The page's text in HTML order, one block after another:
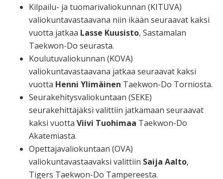
Kilpailu- ja tuomarivaliokunnan (KITUVA)
valiokuntavastaavana niin ikään seuraavat kaksi
vuotta jatkaa Lasse Kuusisto, Sastamalan
Taekwon-Do seurasta.
Koulutuvaliokunnan (KOVA)
valiokuntavastaavana jatkaa seuraavat kaksi
vuotta Henni Ylimäinen Taekwon-Do Torniosta.
Seurakehitysvaliokuntaan (SEKE)
seurakehittäjäksi valittiin jatkamaan seuraavat
kaksi vuotta Viivi Tuohimaa Taekwon-Do
Akatemiasta.
Opettajavaliokuntaan (OVA)
valiokuntavastaavaksi valittiin Saija Aalto,
Tigers Taekwon-Do Tampereesta.